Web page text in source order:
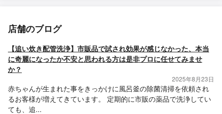
店舗のブログ
【追い炊き配管洗浄】市販品で試され効果が感じなかった、本当
に奇麗になったか不安と思われる方は是非プロに任せてみませ
か？
2025年8月23日
赤ちゃんが生まれた事をきっかけに風呂釜の除菌清掃を依頼され
るお客様が増えてきています。 定期的に市販の薬品で洗浄してい
ても、追...